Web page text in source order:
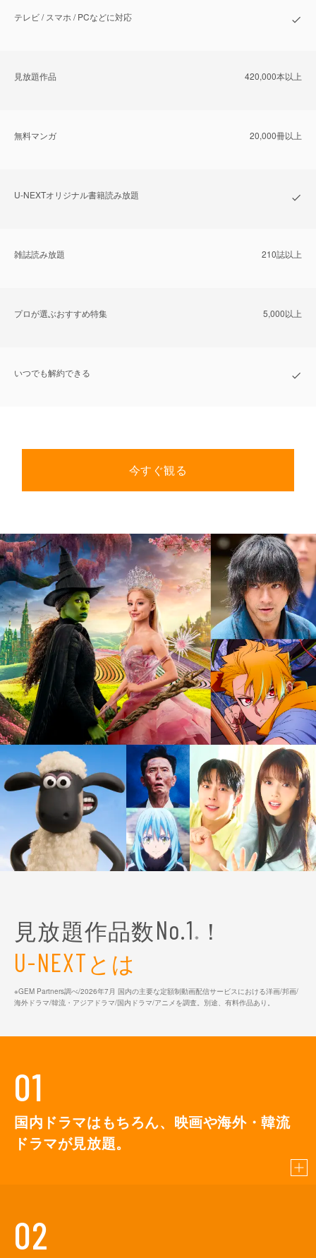
テレビ / スマホ / PCなどに対応
⾒放題作品 420,000本以上
無料マンガ 20,000冊以上
U-NEXTオリジナル書籍読み放題
雑誌読み放題 210誌以上
プロが選ぶおすすめ特集 5,000以上
いつでも解約できる
今すぐ観る
見放題作品数No.1 ※ ！
U-NEXTとは
※GEM Partners調べ/2026年7⽉ 国内の主要な定額制動画配信サービスにおける洋画/邦画/
海外ドラマ/韓流・アジアドラマ/国内ドラマ/アニメを調査。別途、有料作品あり。
01
国内ドラマはもちろん、映画や海外・韓流
ドラマが見放題。
02